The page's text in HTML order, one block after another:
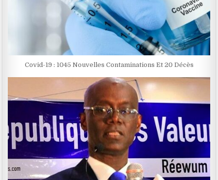
Covid-19 : 1045 Nouvelles Contaminations Et 20 Décès